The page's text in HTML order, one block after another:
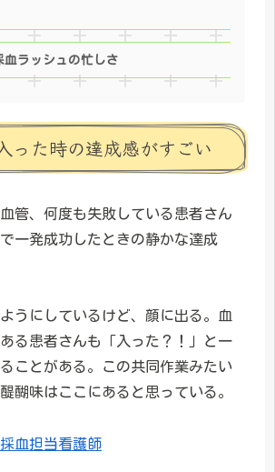
ラッシュの忙しさ
た時の達成感がすごい
管、何度も失敗している患者さん
一発成功したときの静かな達成
うにしているけど、顔に出る。血
る患者さんも「入った？！」と一
ことがある。この共同作業みたい
醐味はここにあると思っている。
採血担当看護師